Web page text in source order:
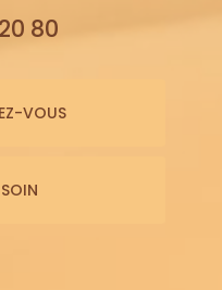
80
VOUS